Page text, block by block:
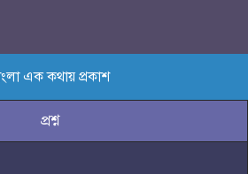
এক কথায় প্রকাশ
প্রশ্ন